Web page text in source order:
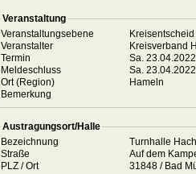
Veranstaltung
Veranstaltungsebene
Kreisentscheid
Veranstalter
Kreisverband
Termin
Sa.
Meldeschluss
Sa.
Ort (Region)
Hameln
Bemerkung
Austragungsort/Halle
Bezeichnung
Turnhalle
Straße
Auf dem
PLZ / Ort
31848 /